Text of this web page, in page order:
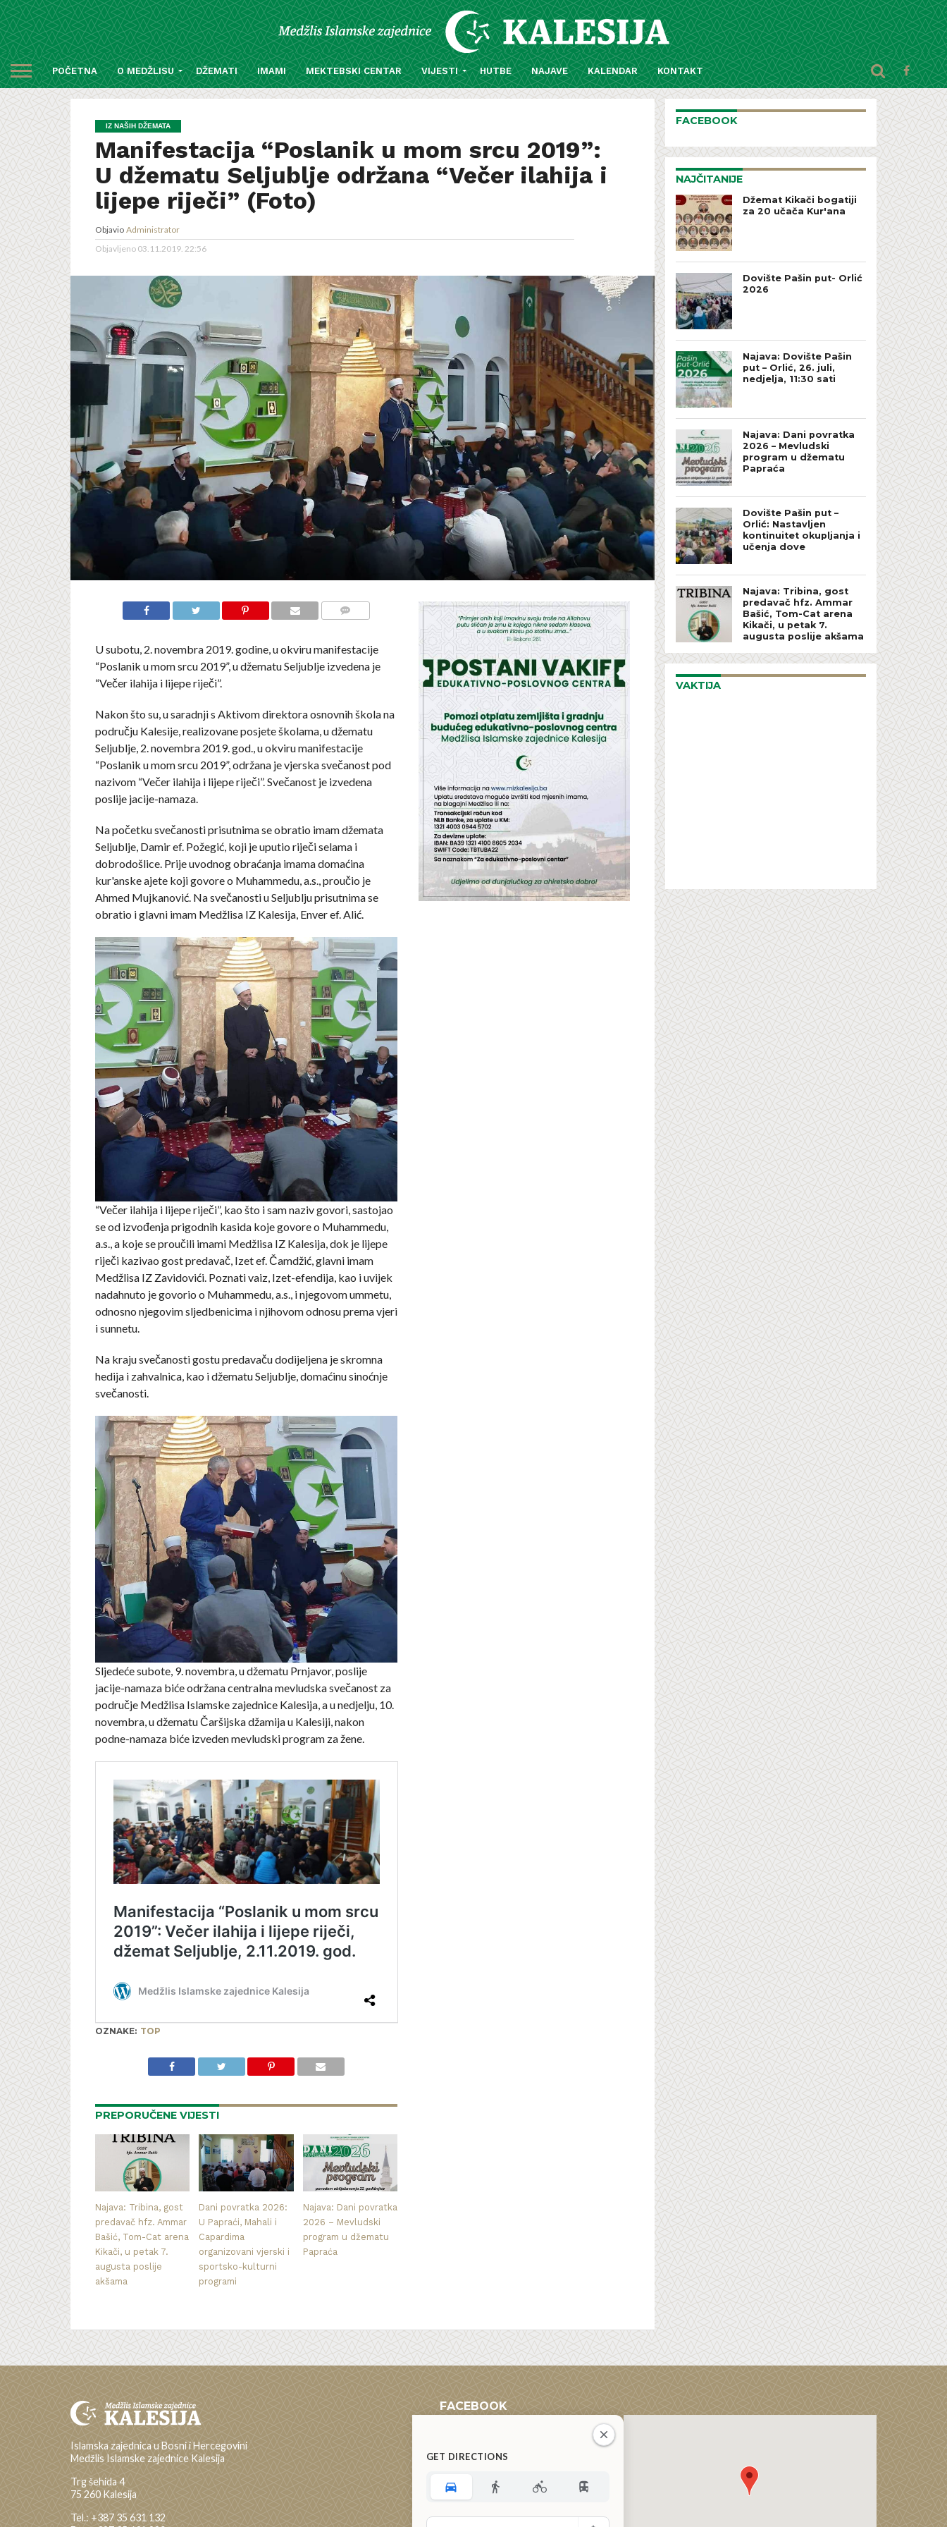
POČETNA O MEDŽLISU DŽEMATI IMAMI MEKTEBSKI CENTAR VIJESTI HUTBE NAJAVE KALENDAR KONTAKT
IZ NAŠIH DŽEMATA
Manifestacija “Poslanik u mom srcu 2019”:
U džematu Seljublje održana “Večer ilahija i
lijepe riječi” (Foto)
Objavio Administrator
Objavljeno 03.11.2019. 22:56
U subotu, 2. novembra 2019. godine, u okviru manifestacije
“Poslanik u mom srcu 2019”, u džematu Seljublje izvedena je
“Večer ilahija i lijepe riječi”.
Nakon što su, u saradnji s Aktivom direktora osnovnih škola na
području Kalesije, realizovane posjete školama, u džematu
Seljublje, 2. novembra 2019. god., u okviru manifestacije
“Poslanik u mom srcu 2019”, održana je vjerska svečanost pod
nazivom “Večer ilahija i lijepe riječi”. Svečanost je izvedena
poslije jacije-namaza.
Na početku svečanosti prisutnima se obratio imam džemata
Seljublje, Damir ef. Požegić, koji je uputio riječi selama i
dobrodošlice. Prije uvodnog obraćanja imama domaćina
kur'anske ajete koji govore o Muhammedu, a.s., proučio je
Ahmed Mujkanović. Na svečanosti u Seljublju prisutnima se
obratio i glavni imam Medžlisa IZ Kalesija, Enver ef. Alić.
“Večer ilahija i lijepe riječi”, kao što i sam naziv govori, sastojao
se od izvođenja prigodnih kasida koje govore o Muhammedu,
a.s., a koje se proučili imami Medžlisa IZ Kalesija, dok je lijepe
riječi kazivao gost predavač, Izet ef. Čamdžić, glavni imam
Medžlisa IZ Zavidovići. Poznati vaiz, Izet-efendija, kao i uvijek
nadahnuto je govorio o Muhammedu, a.s., i njegovom ummetu,
odnosno njegovim sljedbenicima i njihovom odnosu prema vjeri
i sunnetu.
Na kraju svečanosti gostu predavaču dodijeljena je skromna
hedija i zahvalnica, kao i džematu Seljublje, domaćinu sinoćnje
svečanosti.
Sljedeće subote, 9. novembra, u džematu Prnjavor, poslije
jacije-namaza biće održana centralna mevludska svečanost za
područje Medžlisa Islamske zajednice Kalesija, a u nedjelju, 10.
novembra, u džematu Čaršijska džamija u Kalesiji, nakon
podne-namaza biće izveden mevludski program za žene.
OZNAKE: TOP
PREPORUČENE VIJESTI
Najava: Tribina, gost
predavač hfz. Ammar
Bašić, Tom-Cat arena
Kikači, u petak 7.
augusta poslije
akšama
Dani povratka 2026:
U Papraći, Mahali i
Capardima
organizovani vjerski i
sportsko-kulturni
programi
Najava: Dani povratka
2026 – Mevludski
program u džematu
Papraća
FACEBOOK
NAJČITANIJE
Džemat Kikači bogatiji
za 20 učača Kur'ana
Dovište Pašin put- Orlić
2026
Najava: Dovište Pašin
put – Orlić, 26. juli,
nedjelja, 11:30 sati
Najava: Dani povratka
2026 – Mevludski
program u džematu
Papraća
Dovište Pašin put –
Orlić: Nastavljen
kontinuitet okupljanja i
učenja dove
Najava: Tribina, gost
predavač hfz. Ammar
Bašić, Tom-Cat arena
Kikači, u petak 7.
augusta poslije akšama
VAKTIJA
Islamska zajednica u Bosni i Hercegovini
Medžlis Islamske zajednice Kalesija
Trg šehida 4
75 260 Kalesija
Tel.: +387 35 631 132
FACEBOOK
GET DIRECTIONS